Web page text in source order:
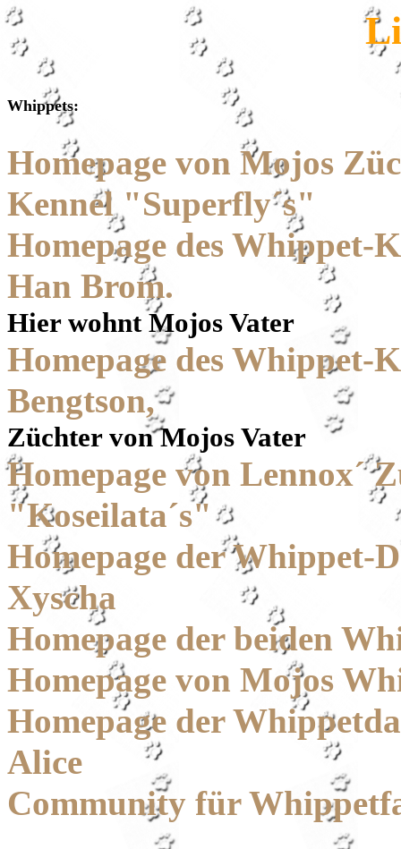
Whippets:
Homepage von Mojos
Kennel "Superfly´s"
Homepage des
Han Brom.
Hier wohnt Mojos Vater
Homepage des Whippet-
Bengtson,
Züchter von Mojos Vater
Homepage von Lennox´
"Koseilata´s"
Homepage der Whippet-
Xyscha
Homepage der beiden
Homepage von Mojos
Homepage der
Alice
Community für